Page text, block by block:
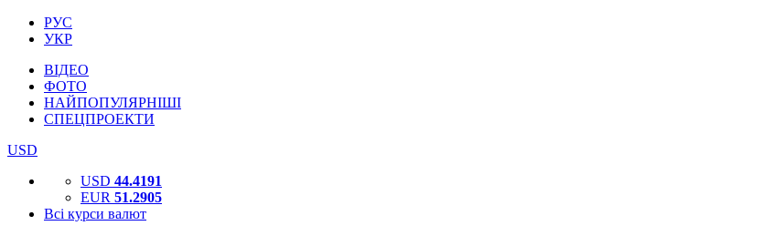
РУС
УКР
ВІДЕО
ФОТО
НАЙПОПУЛЯРНІШІ
СПЕЦПРОЕКТИ
USD
USD 44.4191
EUR 51.2905
Всі курси валют